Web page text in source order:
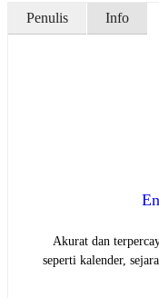
Penulis Info
Akurat dan
seperti kalender,